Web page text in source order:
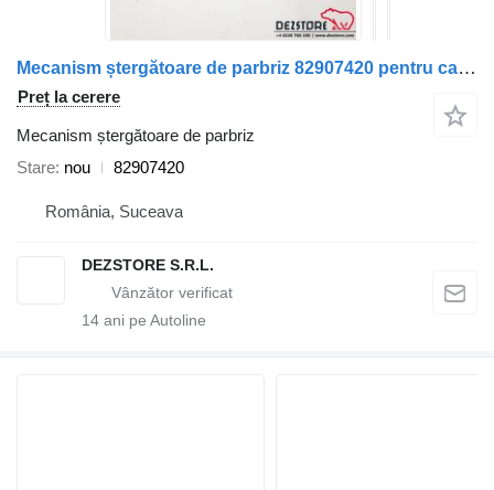
Mecanism ștergătoare de parbriz 82907420 pentru cap tractor Volvo FH
Preț la cerere
Mecanism ștergătoare de parbriz
Stare nou 82907420
România, Suceava
DEZSTORE S.R.L.
14 ani pe Autoline